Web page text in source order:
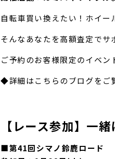
自転車買い換えたい！ホイー
そんなあなたを高額査定でサ
ご予約のお客様限定のイベン
◆詳細はこちらのブログをご
【レース参加】一
■第41回シマノ鈴鹿ロード